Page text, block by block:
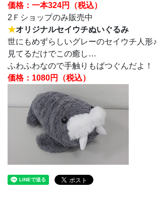
価格：一本324円（税込）
2Ｆショップのみ販売中
★オリジナルセイウチぬいぐるみ
世にもめずらしいグレーのセイウチ人形♪
見てるだけでこの癒し…
ふわふわなので手触りもばつぐんだよ！
価格：1080円（税込）